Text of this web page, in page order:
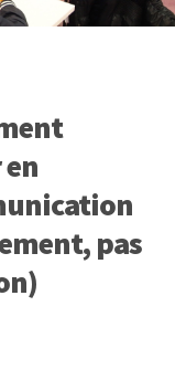
pas